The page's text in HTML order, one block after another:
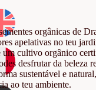
orgânicas de
apelativas no teu
um cultivo orgânico
desfrutar da beleza
sustentável e
ao teu ambiente.